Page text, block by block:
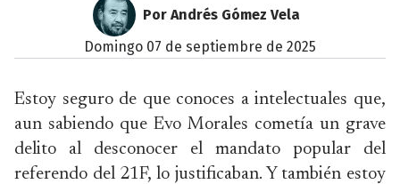
Por Andrés Gómez Vela
domingo 07 de septiembre de 2025
Estoy seguro de que conoces a intelectuales que,
aun sabiendo que Evo Morales cometía un grave
delito al desconocer el mandato popular del
referendo del 21F, lo justificaban. Y también estoy